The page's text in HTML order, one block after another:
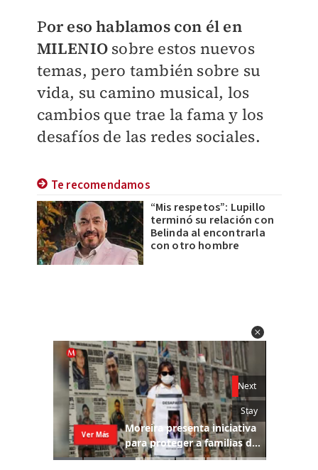
Por eso hablamos con él en
MILENIO sobre estos nuevos
temas, pero también sobre su
vida, su camino musical, los
cambios que trae la fama y los
desafíos de las redes sociales.
Te recomendamos
“Mis respetos”: Lupillo
terminó su relación con
Belinda al encontrarla
con otro hombre